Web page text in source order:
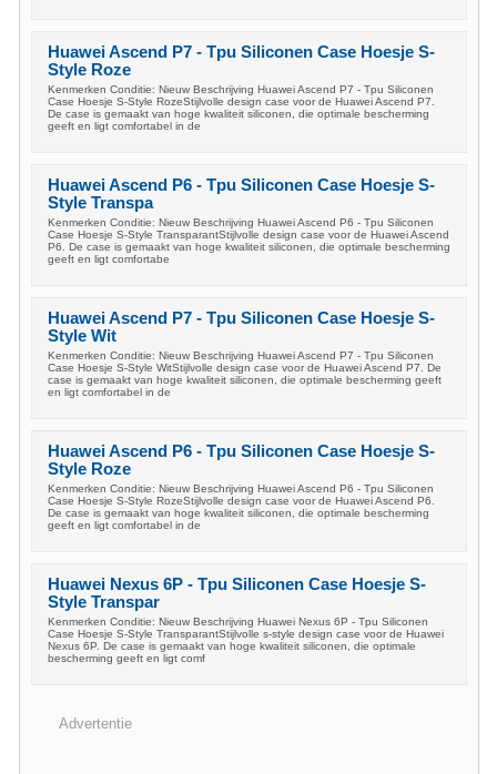
Huawei Ascend P7 - Tpu Siliconen Case Hoesje S-
Style Roze
Kenmerken Conditie: Nieuw Beschrijving Huawei Ascend P7 - Tpu Siliconen
Case Hoesje S-Style RozeStijlvolle design case voor de Huawei Ascend P7.
De case is gemaakt van hoge kwaliteit siliconen, die optimale bescherming
geeft en ligt comfortabel in de
Huawei Ascend P6 - Tpu Siliconen Case Hoesje S-
Style Transpa
Kenmerken Conditie: Nieuw Beschrijving Huawei Ascend P6 - Tpu Siliconen
Case Hoesje S-Style TransparantStijlvolle design case voor de Huawei Ascend
P6. De case is gemaakt van hoge kwaliteit siliconen, die optimale bescherming
geeft en ligt comfortabe
Huawei Ascend P7 - Tpu Siliconen Case Hoesje S-
Style Wit
Kenmerken Conditie: Nieuw Beschrijving Huawei Ascend P7 - Tpu Siliconen
Case Hoesje S-Style WitStijlvolle design case voor de Huawei Ascend P7. De
case is gemaakt van hoge kwaliteit siliconen, die optimale bescherming geeft
en ligt comfortabel in de
Huawei Ascend P6 - Tpu Siliconen Case Hoesje S-
Style Roze
Kenmerken Conditie: Nieuw Beschrijving Huawei Ascend P6 - Tpu Siliconen
Case Hoesje S-Style RozeStijlvolle design case voor de Huawei Ascend P6.
De case is gemaakt van hoge kwaliteit siliconen, die optimale bescherming
geeft en ligt comfortabel in de
Huawei Nexus 6P - Tpu Siliconen Case Hoesje S-
Style Transpar
Kenmerken Conditie: Nieuw Beschrijving Huawei Nexus 6P - Tpu Siliconen
Case Hoesje S-Style TransparantStijlvolle s-style design case voor de Huawei
Nexus 6P. De case is gemaakt van hoge kwaliteit siliconen, die optimale
bescherming geeft en ligt comf
Advertentie